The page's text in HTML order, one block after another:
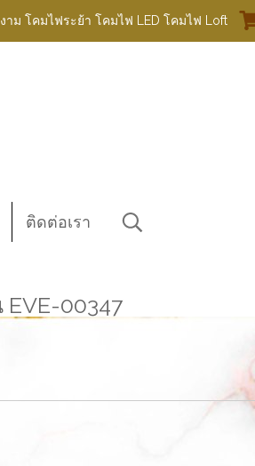
ม โคมไฟระย้า โคมไฟ LED โคมไฟ Loft
ติดต่อเรา
00347